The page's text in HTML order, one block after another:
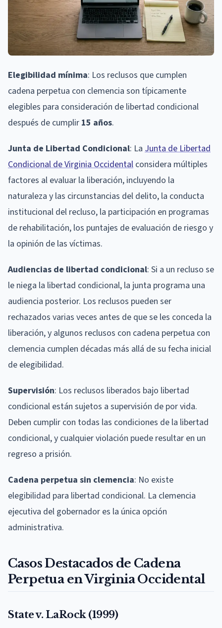
Elegibilidad mínima: Los reclusos que cumplen
cadena perpetua con clemencia son típicamente
elegibles para consideración de libertad condicional
después de cumplir 15 años.
Junta de Libertad Condicional: La Junta de Libertad
Condicional de Virginia Occidental considera múltiples
factores al evaluar la liberación, incluyendo la
naturaleza y las circunstancias del delito, la conducta
institucional del recluso, la participación en programas
de rehabilitación, los puntajes de evaluación de riesgo y
la opinión de las víctimas.
Audiencias de libertad condicional: Si a un recluso se
le niega la libertad condicional, la junta programa una
audiencia posterior. Los reclusos pueden ser
rechazados varias veces antes de que se les conceda la
liberación, y algunos reclusos con cadena perpetua con
clemencia cumplen décadas más allá de su fecha inicial
de elegibilidad.
Supervisión: Los reclusos liberados bajo libertad
condicional están sujetos a supervisión de por vida.
Deben cumplir con todas las condiciones de la libertad
condicional, y cualquier violación puede resultar en un
regreso a prisión.
Cadena perpetua sin clemencia: No existe
elegibilidad para libertad condicional. La clemencia
ejecutiva del gobernador es la única opción
administrativa.
Casos Destacados de Cadena
Perpetua en Virginia Occidental
State v. LaRock (1999)